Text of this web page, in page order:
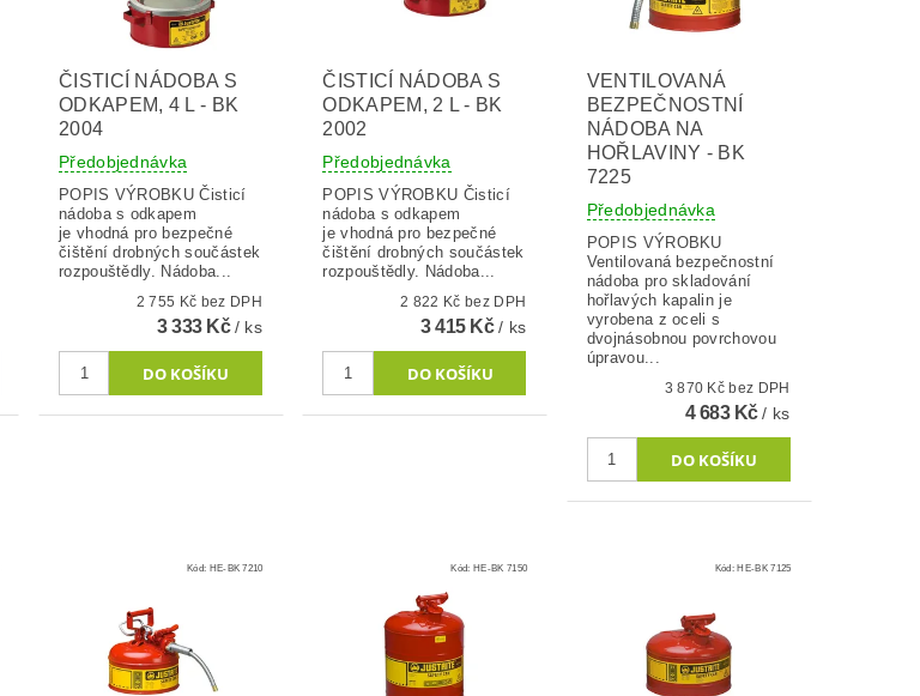
ČISTICÍ NÁDOBA S
ODKAPEM, 4 L - BK
2004
Předobjednávka
POPIS VÝROBKU Čisticí
nádoba s odkapem
je vhodná pro bezpečné
čištění drobných součástek
rozpouštědly. Nádoba...
2 755 Kč bez DPH
3 333 Kč/ ks
ČISTICÍ NÁDOBA S
ODKAPEM, 2 L - BK
2002
Předobjednávka
POPIS VÝROBKU Čisticí
nádoba s odkapem
je vhodná pro bezpečné
čištění drobných součástek
rozpouštědly. Nádoba...
2 822 Kč bez DPH
3 415 Kč/ ks
VENTILOVANÁ
BEZPEČNOSTNÍ
NÁDOBA NA
HOŘLAVINY - BK
7225
Předobjednávka
POPIS VÝROBKU
Ventilovaná bezpečnostní
nádoba pro skladování
hořlavých kapalin je
vyrobena z oceli s
dvojnásobnou povrchovou
úpravou...
3 870 Kč bez DPH
4 683 Kč/ ks
Kód: HE-BK 7210 Kód: HE-BK 7150 Kód:HE-BK 7125